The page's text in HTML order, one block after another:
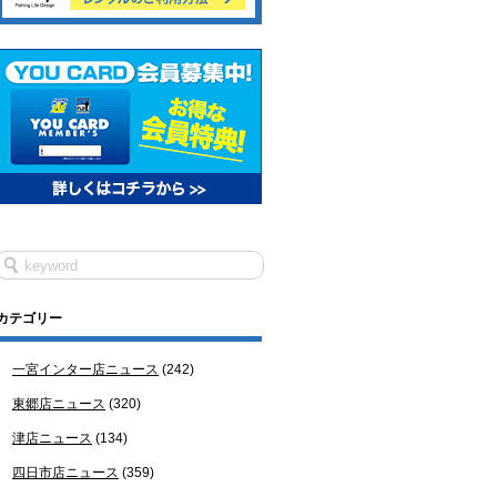
テゴリー
一宮インター店ニュース (242)
東郷店ニュース (320)
津店ニュース (134)
四日市店ニュース (359)